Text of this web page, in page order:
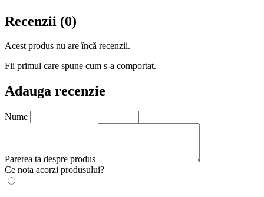
Recenzii (0)
Acest produs nu are încă recenzii.
Fii primul care spune cum s-a comportat.
Adauga recenzie
Nume
Parerea ta despre produs
Ce nota acorzi produsului?